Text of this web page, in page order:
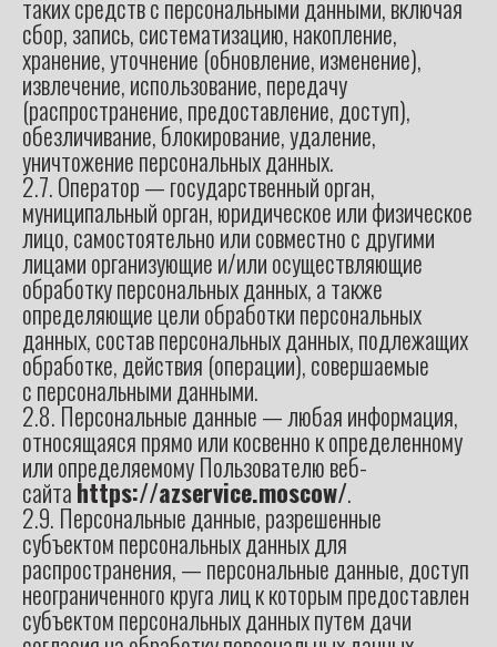
таких средств с персональными данными, включая
сбор, запись, систематизацию, накопление,
хранение, уточнение (обновление, изменение),
извлечение, использование, передачу
(распространение, предоставление, доступ),
обезличивание, блокирование, удаление,
уничтожение персональных данных.
2.7. Оператор — государственный орган,
муниципальный орган, юридическое или физическое
лицо, самостоятельно или совместно с другими
лицами организующие и/или осуществляющие
обработку персональных данных, а также
определяющие цели обработки персональных
данных, состав персональных данных, подлежащих
обработке, действия (операции), совершаемые
с персональными данными.
2.8. Персональные данные — любая информация,
относящаяся прямо или косвенно к определенному
или определяемому Пользователю веб-
сайтаhttps://azservice.moscow/.
2.9. Персональные данные, разрешенные
субъектом персональных данных для
распространения, — персональные данные, доступ
неограниченного круга лиц к которым предоставлен
субъектом персональных данных путем дачи